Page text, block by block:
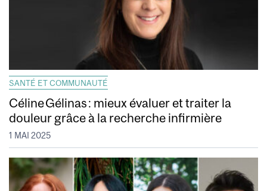
SANTÉ ET COMMUNAUTÉ
Céline Gélinas : mieux évaluer et traiter la
douleur grâce à la recherche infirmière
1 MAI 2025